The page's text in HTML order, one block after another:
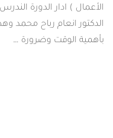
الدورة الندرس الدكتور
رباح محمد وهدفت الدورة
وضرورة …